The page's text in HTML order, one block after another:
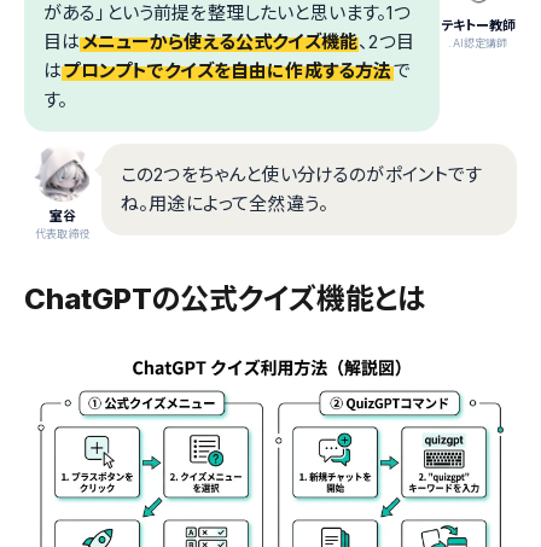
テキトー教師
.AI認定講師
がある」という前提を整理したいと思います。1つ
目はメニューから使える公式クイズ機能、2つ目
はプロンプトでクイズを自由に作成する方法で
す。
室谷
代表取締役
この2つをちゃんと使い分けるのがポイントです
ね。用途によって全然違う。
ChatGPTの公式クイズ機能とは